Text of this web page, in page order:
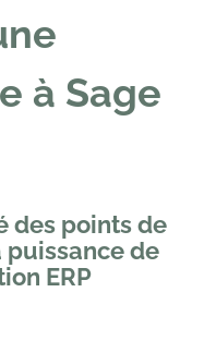
à Sage
des points de
de
ERP